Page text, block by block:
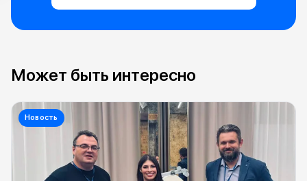
Может быть интересно
Новость